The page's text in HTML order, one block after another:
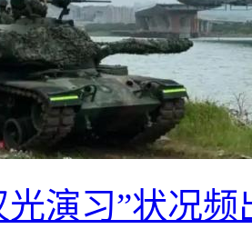
光演习”状况